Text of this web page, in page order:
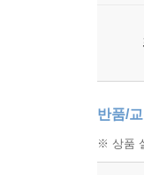
반품/
※ 상품